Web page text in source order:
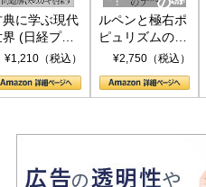
典に学ぶ現代
界 (日経プレ
アシリーズ)
¥1,210（税込）
ルペンと極右ポ
ピュリズムの時
代：〈ヤヌス〉
¥2,750（税込）